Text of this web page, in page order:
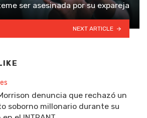
ser asesinada por su expareja
NEXT ARTICLE
denuncia que rechazó un
soborno millonario durante su